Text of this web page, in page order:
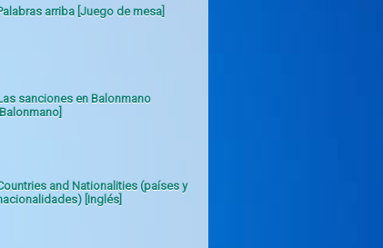
arriba [Juego de mesa]
sanciones en Balonmano
[Balonmano]
and Nationalities (países y
[Inglés]